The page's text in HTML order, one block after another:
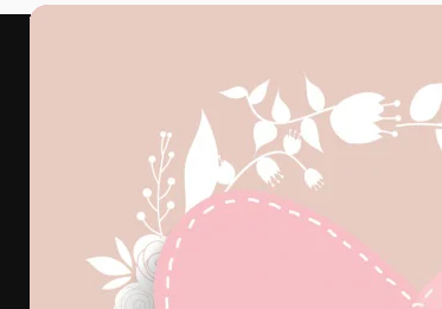
동영상
최고의 결과물을 이끌어내는 크리에이티브
플랫폼. 크리에이터, 엔터프라이즈, 에이전시,
스튜디오를 아우르는 100만 명 이상의 구독
자.
한국어